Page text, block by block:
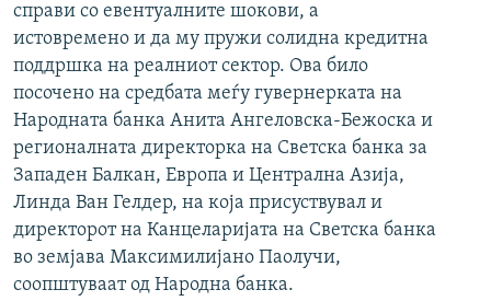
справи со евентуалните шокови, а
истовремено и да му пружи солидна кредитна
поддршка на реалниот сектор. Ова било
посочено на средбата меѓу гувернерката на
Народната банка Анита Ангеловска-Бежоска и
регионалната директорка на Светска банка за
Западен Балкан, Европа и Централна Азија,
Линда Ван Гелдер, на која присуствувал и
директорот на Канцеларијата на Светска банка
во земјава Максимилијано Паолучи,
соопштуваат од Народна банка.